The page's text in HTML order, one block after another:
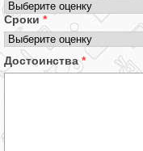
Сроки *
Достоинства*